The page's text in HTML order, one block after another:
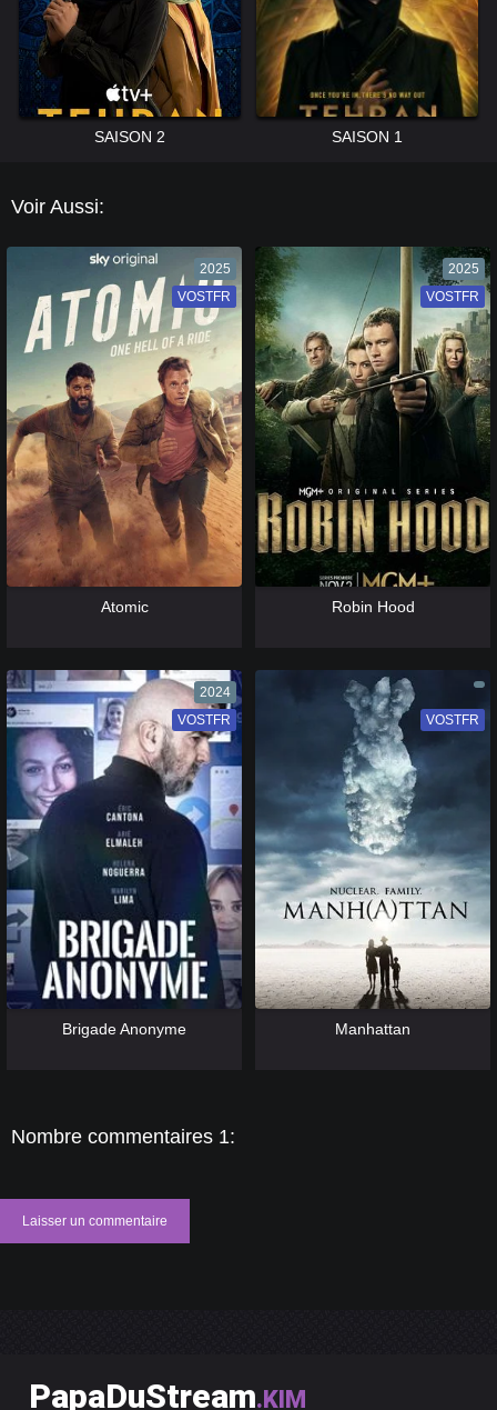
SAISON 2 SAISON 1
Voir Aussi:
2025
VF
VOSTFR
Atomic
2025
VF
VOSTFR
Robin Hood
2024
VF
VOSTFR
Brigade Anonyme
VF
VOSTFR
Manhattan
Nombre commentaires 1:
Laisser un commentaire
PapaDuStream.KIM